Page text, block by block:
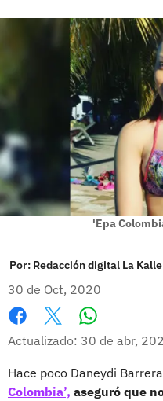
'Epa
Por: Redacción digital La Kalle
30 de Oct, 2020
Facebook
X
Actualizado: 30 de abr,
Hace poco Daneydi
Colombia’, aseguró que